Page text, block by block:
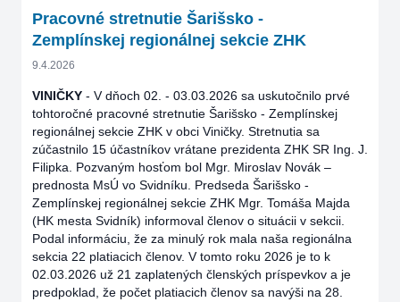
Pracovné stretnutie Šarišsko -
Zemplínskej regionálnej sekcie ZHK
9.4.2026
VINIČKY - V dňoch 02. - 03.03.2026 sa uskutočnilo prvé
tohtoročné pracovné stretnutie Šarišsko - Zemplínskej
regionálnej sekcie ZHK v obci Viničky. Stretnutia sa
zúčastnilo 15 účastníkov vrátane prezidenta ZHK SR Ing. J.
Filipka. Pozvaným hosťom bol Mgr. Miroslav Novák –
prednosta MsÚ vo Svidníku. Predseda Šarišsko -
Zemplínskej regionálnej sekcie ZHK Mgr. Tomáša Majda
(HK mesta Svidník) informoval členov o situácii v sekcii.
Podal informáciu, že za minulý rok mala naša regionálna
sekcia 22 platiacich členov. V tomto roku 2026 je to k
02.03.2026 už 21 zaplatených členských príspevkov a je
predpoklad, že počet platiacich členov sa navýši na 28.